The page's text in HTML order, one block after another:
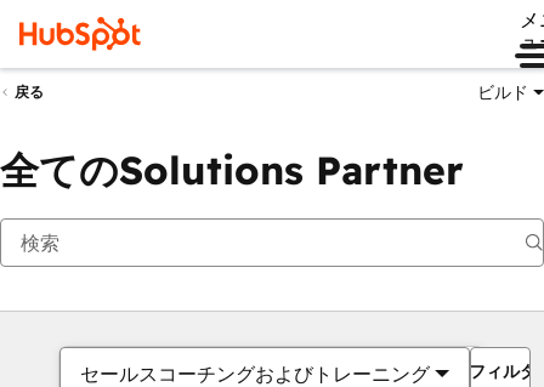
ュ
戻る ビルド
全てのSolutions Partner
セールスコーチングおよびトレーニング フィルタ